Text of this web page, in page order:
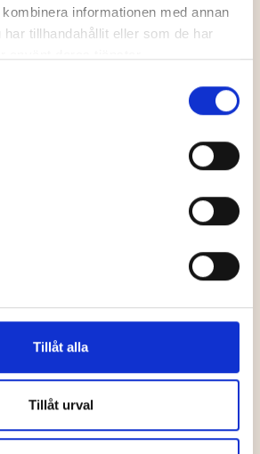
informationen med annan
tillhandahållit eller som de har
Tillåt alla
Tillåt urval
Vandrarhem